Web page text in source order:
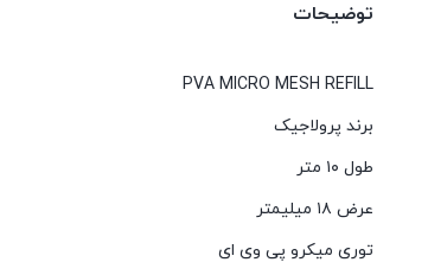
توضیحات
PVA MICRO MESH REFILL
برند پرولاجیک
طول ۱۰ متر
عرض ۱۸ میلیمتر
توری میکرو پی وی ای